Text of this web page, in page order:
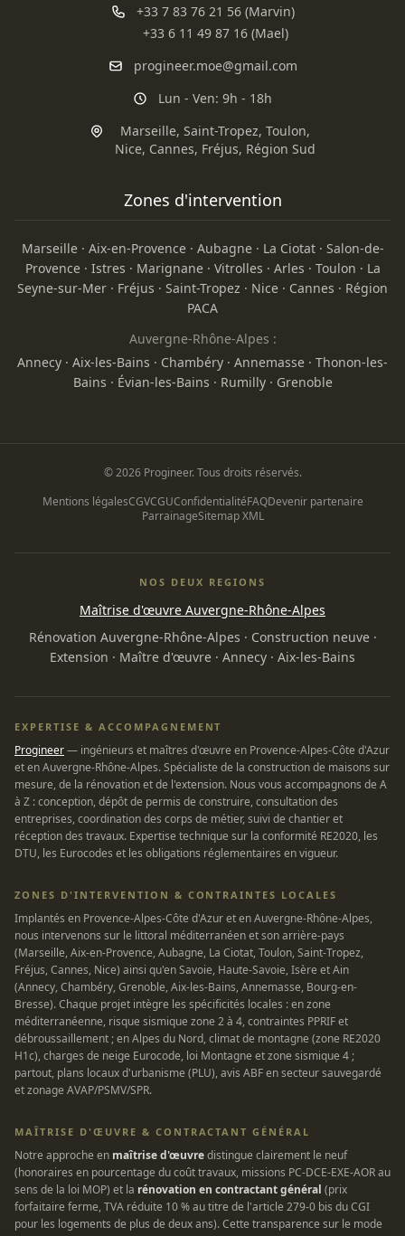
+33 7 83 76 21 56 (Marvin)
+33 6 11 49 87 16 (Mael)
progineer.moe@gmail.com
Lun - Ven: 9h - 18h
Marseille, Saint-Tropez, Toulon,
Nice, Cannes, Fréjus, Région Sud
Zones d'intervention
Marseille· Aix-en-Provence· Aubagne· La Ciotat· Salon-de-
Provence· Istres · Marignane· Vitrolles · Arles · Toulon · La
Seyne-sur-Mer · Fréjus · Saint-Tropez · Nice · Cannes · Région
PACA
Auvergne-Rhône-Alpes :
Annecy · Aix-les-Bains · Chambéry · Annemasse · Thonon-les-
Bains · Évian-les-Bains · Rumilly· Grenoble
© 2026 Progineer. Tous droits réservés.
Mentions légalesCGVCGUConfidentialitéFAQDevenir partenaire
ParrainageSitemap XML
NOS DEUX REGIONS
Maîtrise d'œuvre Auvergne-Rhône-Alpes
Rénovation Auvergne-Rhône-Alpes · Construction neuve·
Extension · Maître d'œuvre · Annecy · Aix-les-Bains
EXPERTISE & ACCOMPAGNEMENT
Progineer— ingénieurs et maîtres d'œuvre en Provence-Alpes-Côte d'Azur
et en Auvergne-Rhône-Alpes. Spécialiste de la construction de maisons sur
mesure, de la rénovation et de l'extension. Nous vous accompagnons de A
à Z : conception, dépôt de permis de construire, consultation des
entreprises, coordination des corps de métier, suivi de chantier et
réception des travaux. Expertise technique sur la conformité RE2020, les
DTU, les Eurocodes et les obligations réglementaires en vigueur.
ZONES D'INTERVENTION & CONTRAINTES LOCALES
Implantés en Provence-Alpes-Côte d'Azur et en Auvergne-Rhône-Alpes,
nous intervenons sur le littoral méditerranéen et son arrière-pays
(Marseille, Aix-en-Provence, Aubagne, La Ciotat, Toulon, Saint-Tropez,
Fréjus, Cannes, Nice) ainsi qu'en Savoie, Haute-Savoie, Isère et Ain
(Annecy, Chambéry, Grenoble, Aix-les-Bains, Annemasse, Bourg-en-
Bresse). Chaque projet intègre les spécificités locales : en zone
méditerranéenne, risque sismique zone 2 à 4, contraintes PPRIF et
débroussaillement ; en Alpes du Nord, climat de montagne (zone RE2020
H1c), charges de neige Eurocode, loi Montagne et zone sismique 4 ;
partout, plans locaux d'urbanisme (PLU), avis ABF en secteur sauvegardé
et zonage AVAP/PSMV/SPR.
MAÎTRISE D'ŒUVRE & CONTRACTANT GÉNÉRAL
Notre approche en maîtrise d'œuvredistingue clairement le neuf
(honoraires en pourcentage du coût travaux, missions PC-DCE-EXE-AOR au
sens de la loi MOP) et la rénovation en contractant général (prix
forfaitaire ferme, TVA réduite 10 % au titre de l'article 279-0 bis du CGI
pour les logements de plus de deux ans). Cette transparence sur le mode